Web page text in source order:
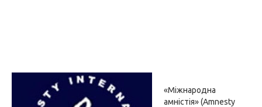
«Міжнародна
амністія» (Amnesty